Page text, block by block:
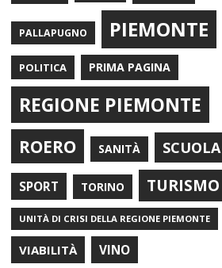
PALLAPUGNO PIEMONTE
POLITICA PRIMA PAGINA
REGIONE PIEMONTE
ROERO SANITÀ SCUOLA
SPORT TORINO TURISMO
UNITÀ DI CRISI DELLA REGIONE PIEMONTE
VIABILITÀ VINO